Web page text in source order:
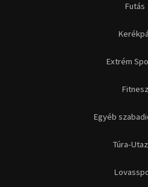
Futás
Extrém
Fitnesz
Egyéb
Túra-